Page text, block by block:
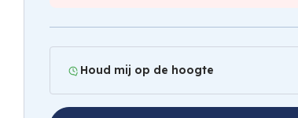
Houd mij op de hoogte